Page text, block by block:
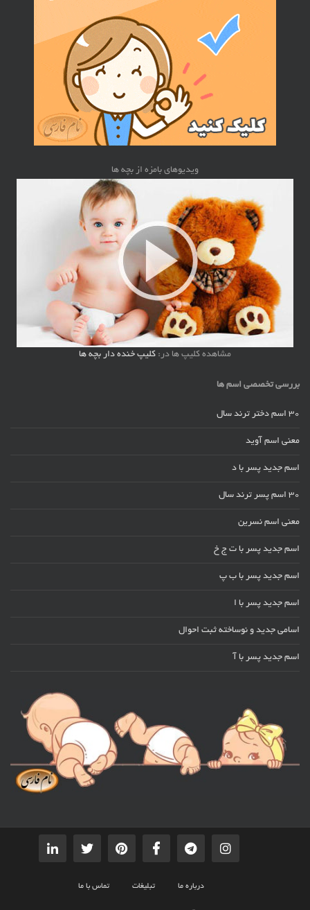
ویدیوهای بامزه از بچه ها
مشاهده کلیپ ها در: کلیپ خنده دار بچه ها
بررسی تخصصی اسم ها
30 اسم دختر ترند سال
معنی اسم آوید
اسم جدید پسر با د
30 اسم پسر ترند سال
معنی اسم نسرین
اسم جدید پسر با ت ج خ
اسم جدید پسر با ب پ
اسم جدید پسر با ا
اسامی جدید و نوساخته ثبت احوال
اسم جدید پسر با آ
درباره ما تبلیغات تماس با ما